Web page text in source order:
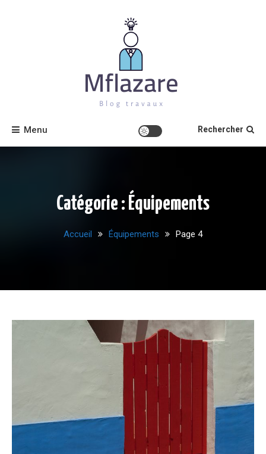
Mflazare
Menu Rechercher
Catégorie : Équipements
Accueil Équipements Page 4